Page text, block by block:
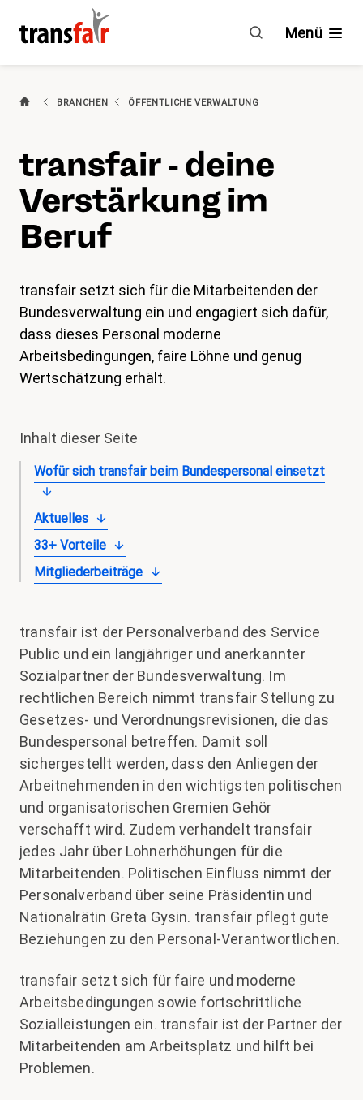
Bundesverwaltung
EPA
Aktuelles
Agenda
magazin
Kontakt
Familienzeit
Meine Lehre. Meine Rechte
Mitglied werden
Branchen(aktiv)
Engagement
Über transfair
Menü
BRANCHEN ÖFFENTLICHE VERWALTUNG
transfair - deine
Verstärkung im
Beruf
transfair setzt sich für die Mitarbeitenden der
Bundesverwaltung ein und engagiert sich dafür,
dass dieses Personal moderne
Arbeitsbedingungen, faire Löhne und genug
Wertschätzung erhält.
Inhalt dieser Seite
Wofür sich transfair beim Bundespersonal einsetzt
Aktuelles
33+ Vorteile
Mitgliederbeiträge
transfair ist der Personalverband des Service
Public und ein langjähriger und anerkannter
Sozialpartner der Bundesverwaltung. Im
rechtlichen Bereich nimmt transfair Stellung zu
Gesetzes- und Verordnungsrevisionen, die das
Bundespersonal betreffen. Damit soll
sichergestellt werden, dass den Anliegen der
Arbeitnehmenden in den wichtigsten politischen
und organisatorischen Gremien Gehör
verschafft wird. Zudem verhandelt transfair
jedes Jahr über Lohnerhöhungen für die
Mitarbeitenden. Politischen Einfluss nimmt der
Personalverband über seine Präsidentin und
Nationalrätin Greta Gysin. transfair pflegt gute
Beziehungen zu den Personal-Verantwortlichen.
transfair setzt sich für faire und moderne
Arbeitsbedingungen sowie fortschrittliche
Sozialleistungen ein. transfair ist der Partner der
Mitarbeitenden am Arbeitsplatz und hilft bei
Problemen.